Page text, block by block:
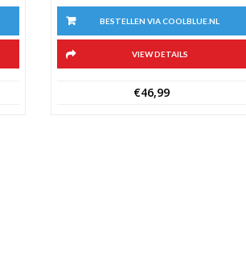
BESTELLEN VIA COOLBLUE.NL
VIEW DETAILS
€46,99